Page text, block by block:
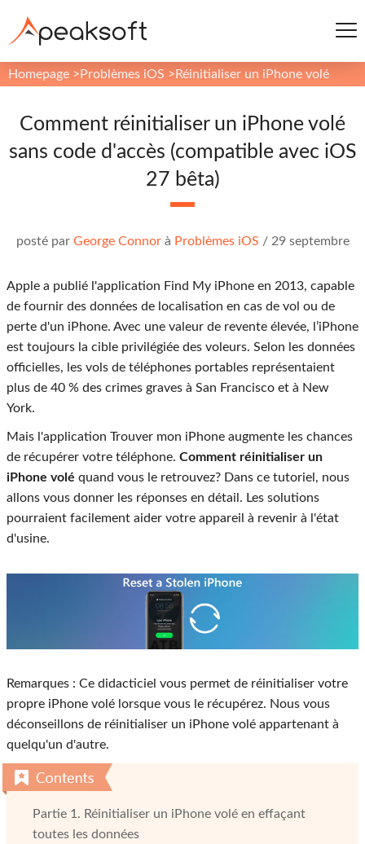
Homepage > Problèmes iOS > Réinitialiser un iPhone volé
Comment réinitialiser un iPhone volé
sans code d'accès (compatible avec iOS
27 bêta)
posté par George Connorà Problèmes iOS / 29 septembre
Apple a publié l'application Find My iPhone en 2013, capable
de fournir des données de localisation en cas de vol ou de
perte d'un iPhone. Avec une valeur de revente élevée, l’iPhone
est toujours la cible privilégiée des voleurs. Selon les données
officielles, les vols de téléphones portables représentaient
plus de 40 % des crimes graves à San Francisco et à New
York.
Mais l'application Trouver mon iPhone augmente les chances
de récupérer votre téléphone. Comment réinitialiser un
iPhone volé quand vous le retrouvez? Dans ce tutoriel, nous
allons vous donner les réponses en détail. Les solutions
pourraient facilement aider votre appareil à revenir à l'état
d'usine.
Remarques : Ce didacticiel vous permet de réinitialiser votre
propre iPhone volé lorsque vous le récupérez. Nous vous
déconseillons de réinitialiser un iPhone volé appartenant à
quelqu'un d'autre.
Partie 1. Réinitialiser un iPhone volé en effaçant
toutes les données